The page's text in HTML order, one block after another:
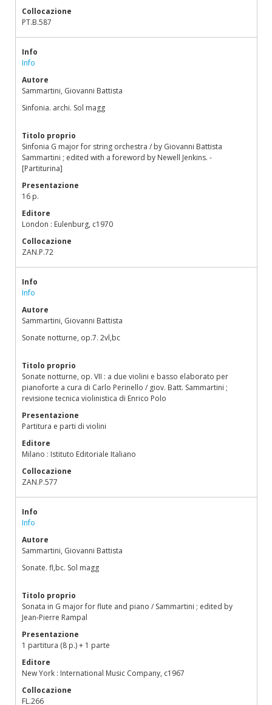
Collocazione
PT.B.587
Info
Info
Autore
Sammartini, Giovanni Battista
Sinfonia. archi. Sol magg
Titolo proprio
Sinfonia G major for string orchestra / by Giovanni Battista
Sammartini ; edited with a foreword by Newell Jenkins. -
[Partiturina]
Presentazione
16 p.
Editore
London : Eulenburg, c1970
Collocazione
ZAN.P.72
Info
Info
Autore
Sammartini, Giovanni Battista
Sonate notturne, op.7. 2vl,bc
Titolo proprio
Sonate notturne, op. VII : a due violini e basso elaborato per
pianoforte a cura di Carlo Perinello / giov. Batt. Sammartini ;
revisione tecnica violinistica di Enrico Polo
Presentazione
Partitura e parti di violini
Editore
Milano : Istituto Editoriale Italiano
Collocazione
ZAN.P.577
Info
Info
Autore
Sammartini, Giovanni Battista
Sonate. fl,bc. Sol magg
Titolo proprio
Sonata in G major for flute and piano / Sammartini ; edited by
Jean-Pierre Rampal
Presentazione
1 partitura (8 p.) + 1 parte
Editore
New York : International Music Company, c1967
Collocazione
FL.266